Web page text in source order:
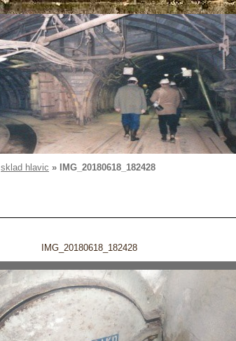
sklad hlavic » IMG_20180618_182428
IMG_20180618_182428